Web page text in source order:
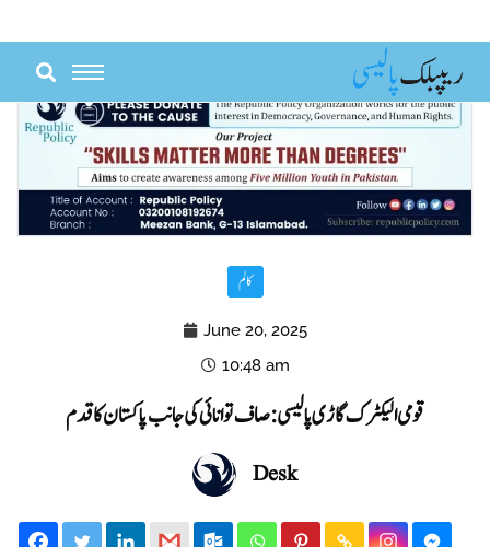
content
کالم
June 20, 2025
10:48 am
قومی الیکٹرک گاڑی پالیسی: صاف توانائی کی جانب پاکستان کا قدم
Desk